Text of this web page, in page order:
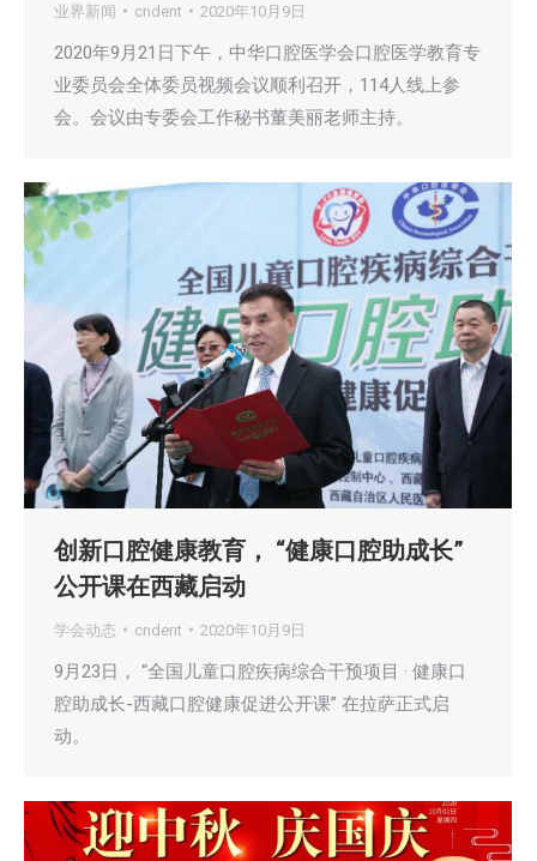
业界新闻 cndent 2020年10月9日
2020年9月21日下午，中华口腔医学会口腔医学教育专
业委员会全体委员视频会议顺利召开，114人线上参
会。会议由专委会工作秘书董美丽老师主持。
创新口腔健康教育， “健康口腔助成长”
公开课在西藏启动
学会动态 cndent 2020年10月9日
9月23日， “全国儿童口腔疾病综合干预项目 · 健康口
腔助成长-西藏口腔健康促进公开课” 在拉萨正式启
动。